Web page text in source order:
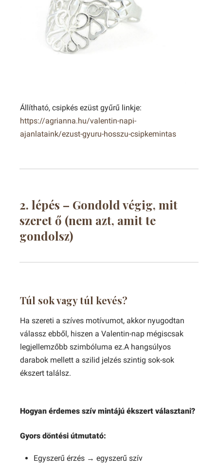
Állítható, csipkés ezüst gyűrű linkje:
https://agrianna.hu/valentin-napi-
ajanlataink/ezust-gyuru-hosszu-csipkemintas
2. lépés – Gondold végig, mit
szeret ő (nem azt, amit te
gondolsz)
Túl sok vagy túl kevés?
Ha szereti a szíves motívumot, akkor nyugodtan
válassz ebből, hiszen a Valentin-nap mégiscsak
legjellemzőbb szimbóluma ez.A hangsúlyos
darabok mellett a szilid jelzés szintig sok-sok
ékszert találsz.
Hogyan érdemes szív mintájú ékszert választani?
Gyors döntési útmutató:
Egyszerű érzés → egyszerű szív